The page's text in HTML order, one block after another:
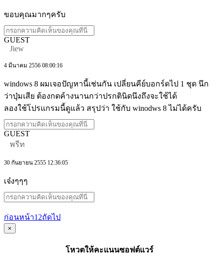
ขอบคุณมากๆครับ
GUEST
Jiew
4 มีนาคม 2556 08:00:16
windows 8 ผมเจอปัญหานี้เช่นกัน เปลี่ยนคีย์บอกร์ดไป 1 ชุด นึก
ว่าปุ่มเสีย ต้องกดค้างนานกว่าปรกตินิดนึงถึงจะใช้ได้
ลองใช้โปรแกรมนี้ดูแล้ว สรุปว่า ใช้กับ winodws 8 ไม่ได้ครับ
GUEST
พรีท
30 กันยายน 2555 12:36:05
เจ๋งๆๆๆ
ก่อนหน้า1 2ถัดไป
×
โหวตให้คะแนนซอฟต์แวร์